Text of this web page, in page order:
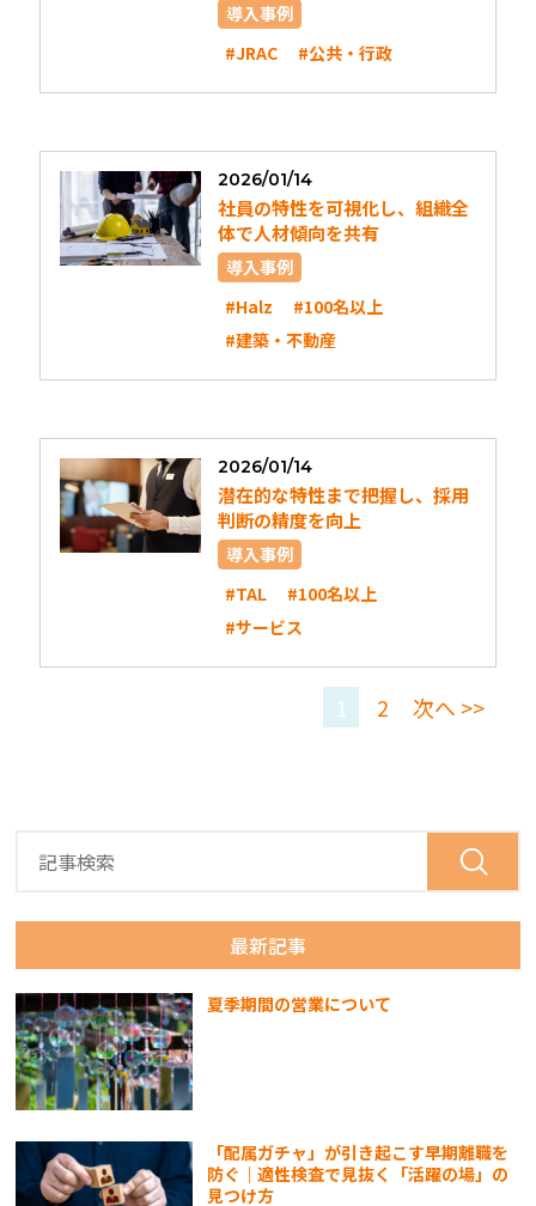
導入事例
#JRAC
#公共・行政
2026/01/14
社員の特性を可視化し、組織全
体で人材傾向を共有
導入事例
#Halz
#100名以上
#建築・不動産
2026/01/14
潜在的な特性まで把握し、採用
判断の精度を向上
導入事例
#TAL
#100名以上
#サービス
1 2 次へ >>
最新記事
夏季期間の営業について
「配属ガチャ」が引き起こす早期離職を
防ぐ｜適性検査で見抜く「活躍の場」の
見つけ方